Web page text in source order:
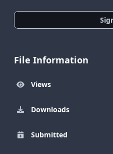
File Information
Views
Downloads
Submitted